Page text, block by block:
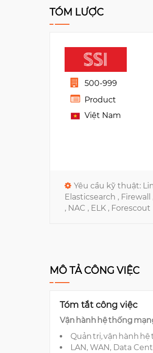
TÓM LƯỢC
500-999
Product
Việt Nam
Yêu cầu kỹ thuật:
Elasticsearch , Firewall
, NAC , ELK , Forescout
MÔ TẢ CÔNG VIỆC
Tóm tắt công việc
Vận hành hệ thống
Quản trị, vận hành
LAN, WAN, Data